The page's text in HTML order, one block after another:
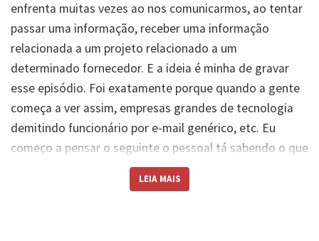
enfrenta muitas vezes ao nos comunicarmos, ao tentar
passar uma informação, receber uma informação
relacionada a um projeto relacionado a um
determinado fornecedor. E a ideia é minha de gravar
esse episódio. Foi exatamente porque quando a gente
começa a ver assim, empresas grandes de tecnologia
demitindo funcionário por e-mail genérico, etc. Eu
começo a pensar o seguinte o pessoal tá sabendo o que
está fazendo, ou seja, tá sabendo que do outro lado
não é uma máquina, não é o chat GPT, mas é gente com
LEIA MAIS